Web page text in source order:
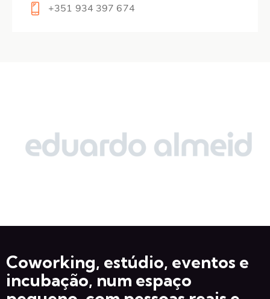
+351 934 397 674
Coworking, estúdio, eventos e
incubação, num espaço